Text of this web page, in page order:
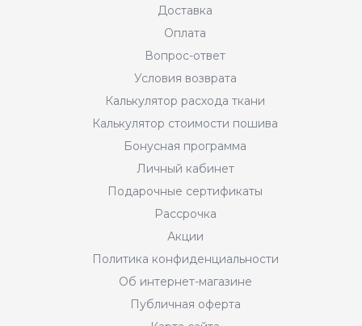
Доставка
Оплата
Вопрос-ответ
Условия возврата
Калькулятор расхода ткани
Калькулятор стоимости пошива
Бонусная программа
Личный кабинет
Подарочные сертификаты
Рассрочка
Акции
Политика конфиденциальности
Об интернет-магазине
Публичная оферта